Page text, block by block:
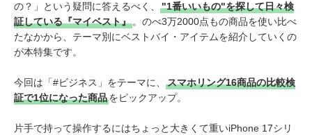
の？」という疑問に答えるべく、
"1番いいもの"を探して日々検
証している『マイベスト』。のべ3万2000点もの商品を使い比べ
たなかから、テーマ別にベストバイ・アイテムを紹介していくの
が本特集です。
今回は「#ビジネス」をテーマに、
スマホリング16商品の比較検
証で1位になった商品をピックアップ。
片手で持って操作するにはちょっと大きくて重いiPhone 17シリ